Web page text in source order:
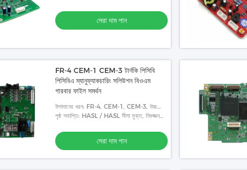
সেরা দাম পান
FR-4 CEM-1 CEM-3 টার্নকি পিসিবি
পিসিবিএ ম্যানুফ্যাকচারিং সলিউশন বিওএম
গারবার ফাইল সমর্থন
উপাদানের ধরন: FR-4, CEM-1, CEM-3, উচ্চ
TG, FR4 হ্যালোজেন মুক্ত, রজার্স
পৃষ্ঠ সমাপ্তি: HASL / HASL সীসা মুক্ত, নিমজ্জন
সেরা দাম পান